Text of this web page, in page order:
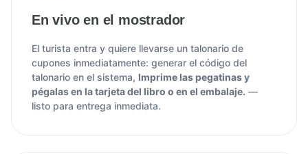
En vivo en el mostrador
El turista entra y quiere llevarse un talonario de
cupones inmediatamente: generar el código del
talonario en el sistema, Imprime las pegatinas y
pégalas en la tarjeta del libro o en el embalaje. —
listo para entrega inmediata.